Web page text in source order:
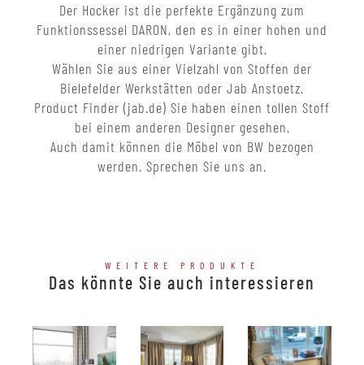
Der Hocker ist die perfekte Ergänzung zum
Funktionssessel DARON, den es in einer hohen und
einer niedrigen Variante gibt.
Wählen Sie aus einer Vielzahl von Stoffen der
Bielefelder Werkstätten oder Jab Anstoetz.
Product Finder (jab.de) Sie haben einen tollen Stoff
bei einem anderen Designer gesehen.
Auch damit können die Möbel von BW bezogen
werden. Sprechen Sie uns an.
WEITERE PRODUKTE
Das könnte Sie auch interessieren